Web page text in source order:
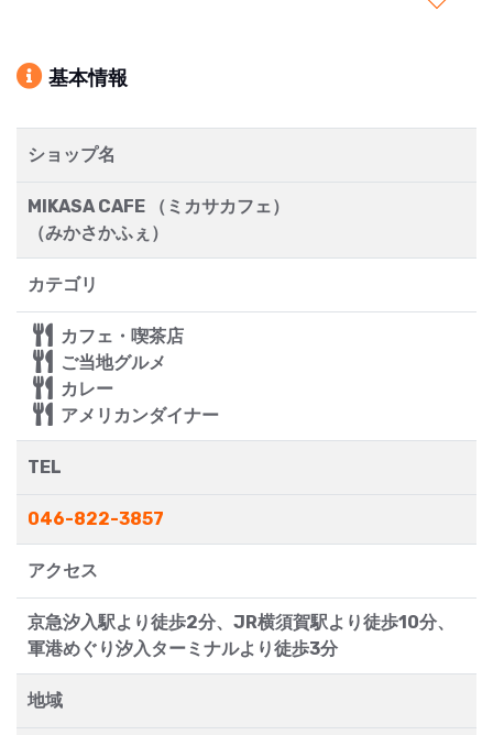
基本情報
ショップ名
MIKASA CAFE （ミカサカフェ）
（みかさかふぇ）
カテゴリ
カフェ・喫茶店
ご当地グルメ
カレー
アメリカンダイナー
TEL
046-822-3857
アクセス
京急汐入駅より徒歩2分、JR横須賀駅より徒歩10分、
軍港めぐり汐入ターミナルより徒歩3分
地域